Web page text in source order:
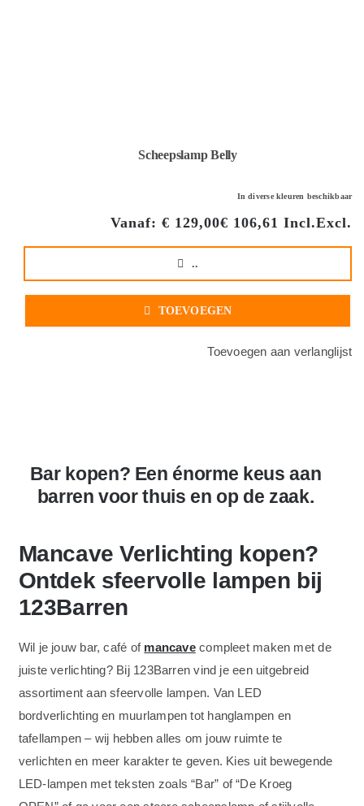
Scheepslamp Belly
In diverse kleuren beschikbaar
Vanaf:€ 129,00€ 106,61 Incl.Excl.
..
TOEVOEGEN
Toevoegen aan verlanglijst
Bar kopen? Een énorme keus aan
barren voor thuis en op de zaak.
Mancave Verlichting kopen?
Ontdek sfeervolle lampen bij
123Barren
Wil je jouw bar, café of mancavecompleet maken met de
juiste verlichting? Bij 123Barren vind je een uitgebreid
assortiment aan sfeervolle lampen. Van LED
bordverlichting en muurlampen tot hanglampen en
tafellampen – wij hebben alles om jouw ruimte te
verlichten en meer karakter te geven. Kies uit bewegende
LED-lampen met teksten zoals “Bar” of “De Kroeg